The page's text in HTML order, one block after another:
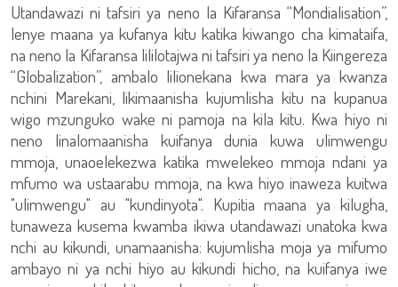
Utandawazi ni tafsiri ya neno la Kifaransa “Mondialisation”,
lenye maana ya kufanya kitu katika kiwango cha kimataifa,
na neno la Kifaransa lililotajwa ni tafsiri ya neno la Kiingereza
“Globalization”, ambalo lilionekana kwa mara ya kwanza
nchini Marekani, likimaanisha kujumlisha kitu na kupanua
wigo mzunguko wake ni pamoja na kila kitu. Kwa hiyo ni
neno linalomaanisha kuifanya dunia kuwa ulimwengu
mmoja, unaoelekezwa katika mwelekeo mmoja ndani ya
mfumo wa ustaarabu mmoja, na kwa hiyo inaweza kuitwa
"ulimwengu" au "kundinyota". Kupitia maana ya kilugha,
tunaweza kusema kwamba ikiwa utandawazi unatoka kwa
nchi au kikundi, unamaanisha: kujumlisha moja ya mifumo
ambayo ni ya nchi hiyo au kikundi hicho, na kuifanya iwe